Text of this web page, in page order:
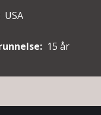
USA
15 år